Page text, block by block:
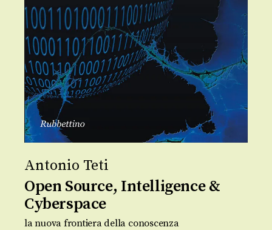
Antonio Teti
Open Source, Intelligence &
Cyberspace
la nuova frontiera della conoscenza